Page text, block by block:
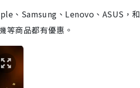
、Samsung、Lenovo、ASUS，和
等商品都有優惠。